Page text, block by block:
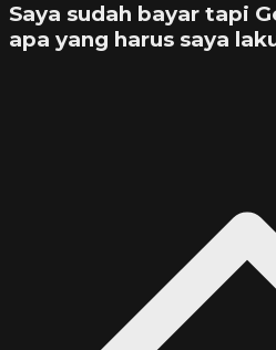
Saya sudah bayar tapi
apa yang harus saya